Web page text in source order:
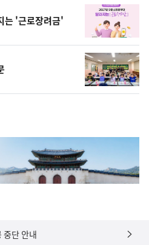
는 '근로장려금'
중단 안내